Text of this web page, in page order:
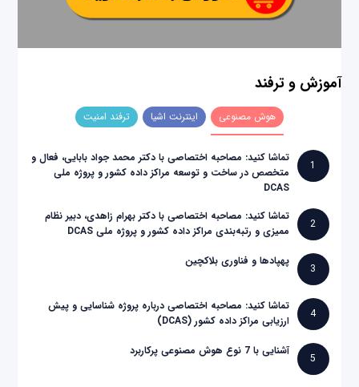
آموزش و ترفند
هوش مصنوعی اینترنت اشیا ترفند امنیت
1
تماشا کنید: مصاحبه اختصاصی با دکتر محمد جواد بابایی، فعال و
متخصص در ساخت و توسعه مراکز داده کشور و پروژه ملی
DCAS
2
تماشا کنید: مصاحبه اختصاصی با دکتر بهرام زاهدی، دبیر نظام
ممیزی و رتبه‌بندی مراکز داده کشور و پروژه ملی DCAS
3
پهپادها و فناوری بلاکچین
4
تماشا کنید: مصاحبه اختصاصی درباره پروژه شناسایی و پیش
ارزیابی مراکز داده کشور (DCAS)
5
آشنایی با 7 نوع هوش مصنوعی پرکاربرد